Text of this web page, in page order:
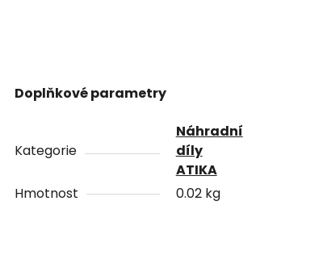
Doplňkové parametry
Kategorie
Náhradní
díly
ATIKA
Hmotnost
0.02 kg